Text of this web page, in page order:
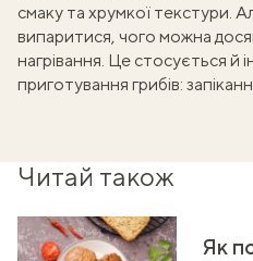
смаку та хрумкої текстури.
випаритися, чого можна
нагрівання. Це стосується й
приготування грибів:
Читай також
Як